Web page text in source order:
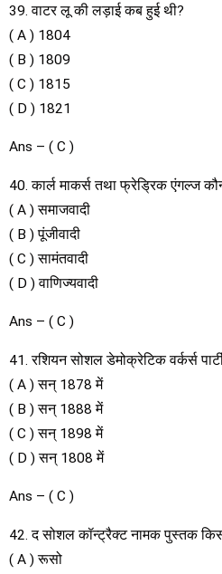
39. वाटर लू की लड़ाई कब हुई थी?
( A ) 1804
( B ) 1809
( C ) 1815
( D ) 1821
Ans – ( C )
40. कार्ल माकर्स तथा फ्रेड्रिक एंगल्ज
( A ) समाजवादी
( B ) पूंजीवादी
( C ) सामंतवादी
( D ) वाणिज्यवादी
Ans – ( C )
41. रशियन सोशल डेमोक्रेटिक वर्कर्स
( A ) सन् 1878 में
( B ) सन् 1888 में
( C ) सन् 1898 में
( D ) सन् 1808 में
Ans – ( C )
42. द सोशल कॉन्ट्रैक्ट नामक पुस्तक
( A ) रूसो